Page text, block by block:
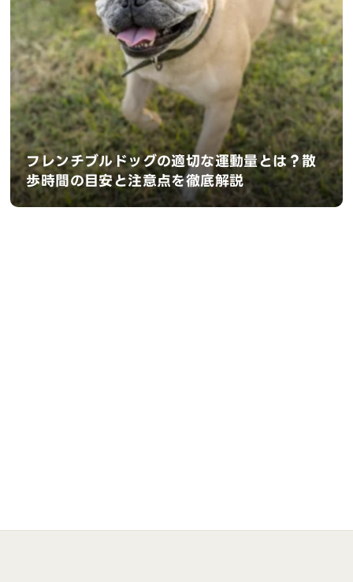
フレンチブルドッグの適切な運動量とは？散
歩時間の目安と注意点を徹底解説